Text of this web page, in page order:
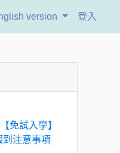
version 登入
免試入學】
注意事項